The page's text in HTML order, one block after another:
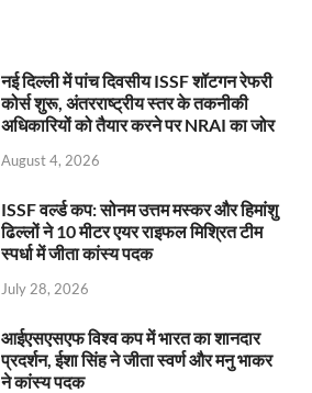
नई दिल्ली में पांच दिवसीय ISSF शॉटगन रेफरी
कोर्स शुरू, अंतरराष्ट्रीय स्तर के तकनीकी
अधिकारियों को तैयार करने पर NRAI का जोर
August 4, 2026
ISSF वर्ल्ड कप: सोनम उत्तम मस्कर और हिमांशु
ढिल्लों ने 10 मीटर एयर राइफल मिश्रित टीम
स्पर्धा में जीता कांस्य पदक
July 28, 2026
आईएसएसएफ विश्व कप में भारत का शानदार
प्रदर्शन, ईशा सिंह ने जीता स्वर्ण और मनु भाकर
ने कांस्य पदक